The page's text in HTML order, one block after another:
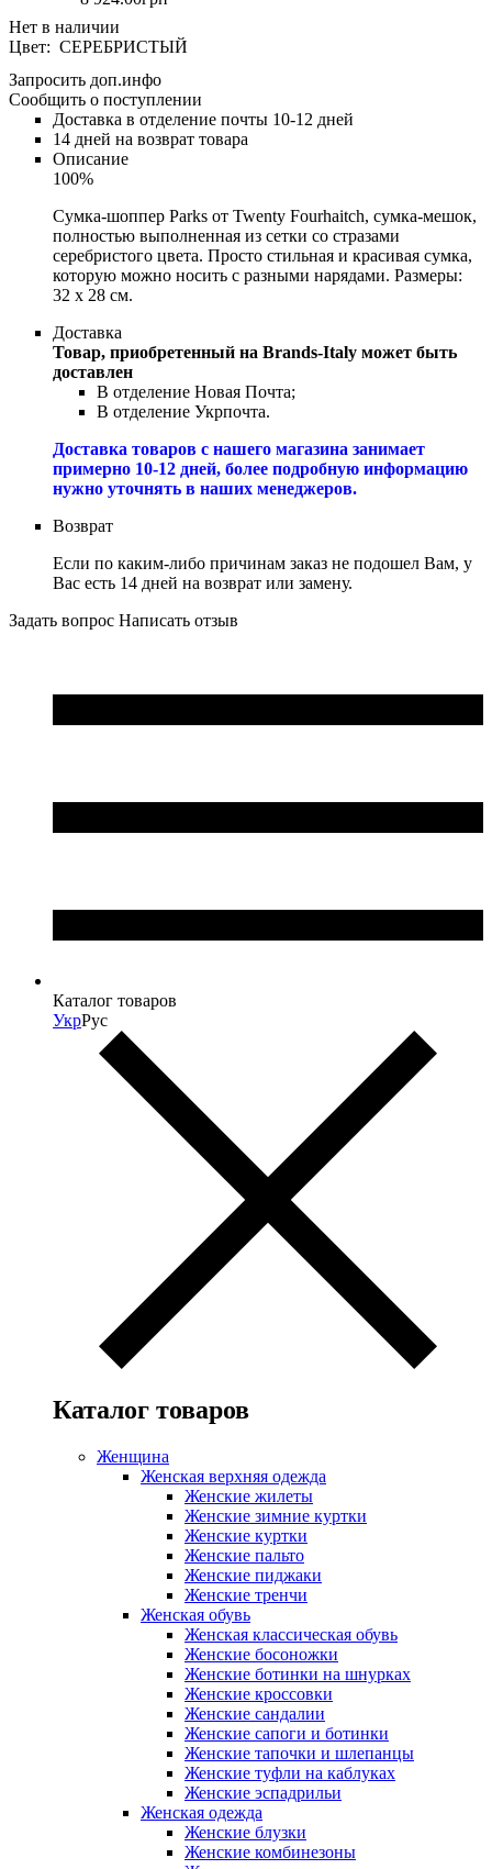
Цвет: СЕРЕБРИСТЫЙ
Запросить доп.инфо
Сообщить о поступлении
Доставка в отделение почты 10-12 дней
14 дней на возврат товара
Описание
100%
Сумка-шоппер Parks от Twenty Fourhaitch, сумка-мешок,
полностью выполненная из сетки со стразами
серебристого цвета. Просто стильная и красивая сумка,
которую можно носить с разными нарядами. Размеры:
32 x 28 см.
Доставка
Товар, приобретенный на Brands-Italy может быть
доставлен
В отделение Новая Почта;
В отделение Укрпочта.
Доставка товаров с нашего магазина занимает
примерно 10-12 дней, более подробную информацию
нужно уточнять в наших менеджеров.
Возврат
Если по каким-либо причинам заказ не подошел Вам, у
Вас есть 14 дней на возврат или замену.
Задать вопрос Написать отзыв
Каталог товаров
УкрРус
Каталог товаров
Женщина
Женская верхняя одежда
Женские жилеты
Женские зимние куртки
Женские куртки
Женские пальто
Женские пиджаки
Женские тренчи
Женская обувь
Женская классическая обувь
Женские босоножки
Женские ботинки на шнурках
Женские кроссовки
Женские сандалии
Женские сапоги и ботинки
Женские тапочки и шлепанцы
Женские туфли на каблуках
Женские эспадрильи
Женская одежда
Женские блузки
Женские комбинезоны